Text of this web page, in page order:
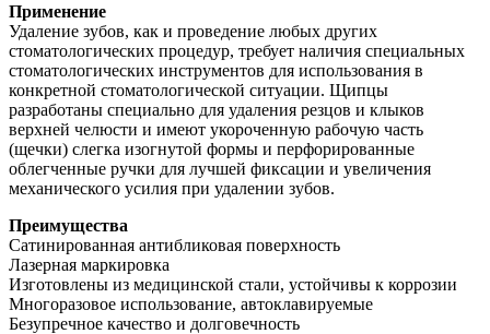
Применение
Удаление зубов, как и проведение любых других
стоматологических процедур, требует наличия специальных
стоматологических инструментов для использования в
конкретной стоматологической ситуации. Щипцы
разработаны специально для удаления резцов и клыков
верхней челюсти и имеют укороченную рабочую часть
(щечки) слегка изогнутой формы и перфорированные
облегченные ручки для лучшей фиксации и увеличения
механического усилия при удалении зубов.
Преимущества
Сатинированная антибликовая поверхность
Лазерная маркировка
Изготовлены из медицинской стали, устойчивы к коррозии
Многоразовое использование, автоклавируемые
Безупречное качество и долговечность